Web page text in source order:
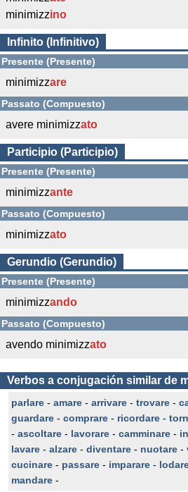
minimizzino
Infinito (Infinitivo)
Presente (Presente)
minimizzare
Passato (Compuesto)
avere minimizzato
Participio (Participio)
Presente (Presente)
minimizzante
Passato (Compuesto)
minimizzato
Gerundio (Gerundio)
Presente (Presente)
minimizzando
Passato (Compuesto)
avendo minimizzato
Verbos a conjugación similar de
parlare - amare - arrivare - trovare -
guardare - comprare - ricordare -
- ascoltare - lavorare - camminare -
lavare - alzare - diventare - nuotare -
cucinare - passare - imparare -
mandare -